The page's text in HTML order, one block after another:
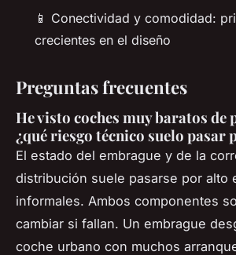
📱 Conectividad y comodidad:
crecientes en el diseño
Preguntas frecuentes
He visto coches muy baratos de
¿qué riesgo técnico suelo pasar
El estado del embrague y de la
distribución suele pasarse por alto
informales. Ambos componentes
cambiar si fallan. Un embrague
coche urbano con muchos